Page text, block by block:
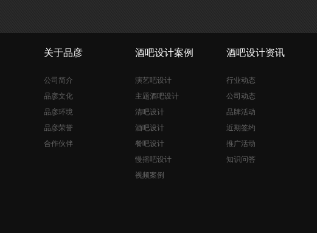
关于品彦
公司简介
品彦文化
品彦环境
品彦荣誉
合作伙伴
酒吧设计案例
演艺吧设计
主题酒吧设计
清吧设计
酒吧设计
餐吧设计
慢摇吧设计
视频案例
酒吧设计资讯
行业动态
公司动态
品牌活动
近期签约
推广活动
知识问答